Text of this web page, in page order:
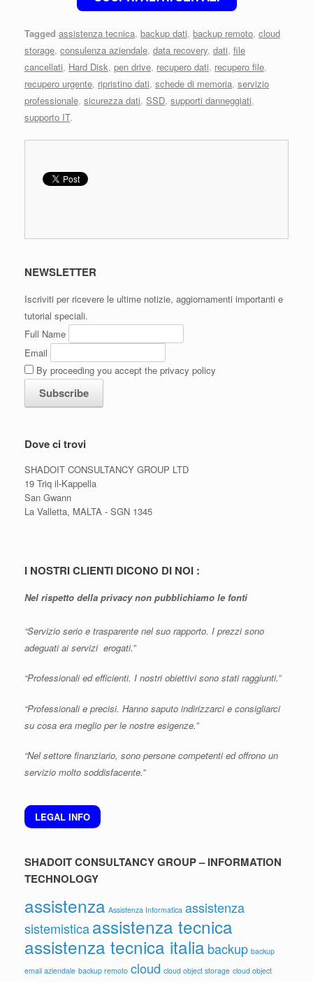
Tagged assistenza tecnica, backup dati, backup remoto, cloud
storage, consulenza aziendale, data recovery, dati, file
cancellati, Hard Disk, pen drive, recupero dati, recupero file,
recupero urgente, ripristino dati, schede di memoria, servizio
professionale, sicurezza dati, SSD, supporti danneggiati,
supporto IT.
NEWSLETTER
Iscriviti per ricevere le ultime notizie, aggiornamenti importanti e
tutorial speciali.
Full Name
Email
By proceeding you accept the privacy policy
Dove ci trovi
SHADOIT CONSULTANCY GROUP LTD
19 Triq il-Kappella
San Gwann
La Valletta, MALTA - SGN 1345
I NOSTRI CLIENTI DICONO DI NOI :
Nel rispetto della privacy non pubblichiamo le fonti
“Servizio serio e trasparente nel suo rapporto. I prezzi sono
adeguati ai servizi erogati.”
“Professionali ed efficienti. I nostri obiettivi sono stati raggiunti.”
“Professionali e precisi. Hanno saputo indirizzarci e consigliarci
su cosa era meglio per le nostre esigenze.”
“Nel settore finanziario, sono persone competenti ed offrono un
servizio molto soddisfacente.”
LEGAL INFO
SHADOIT CONSULTANCY GROUP – INFORMATION
TECHNOLOGY
assistenza Assistenza Informatica assistenza
sistemisticaassistenza tecnica
assistenza tecnica italia backup backup
email aziendale backup remoto cloud cloud object storage cloud object